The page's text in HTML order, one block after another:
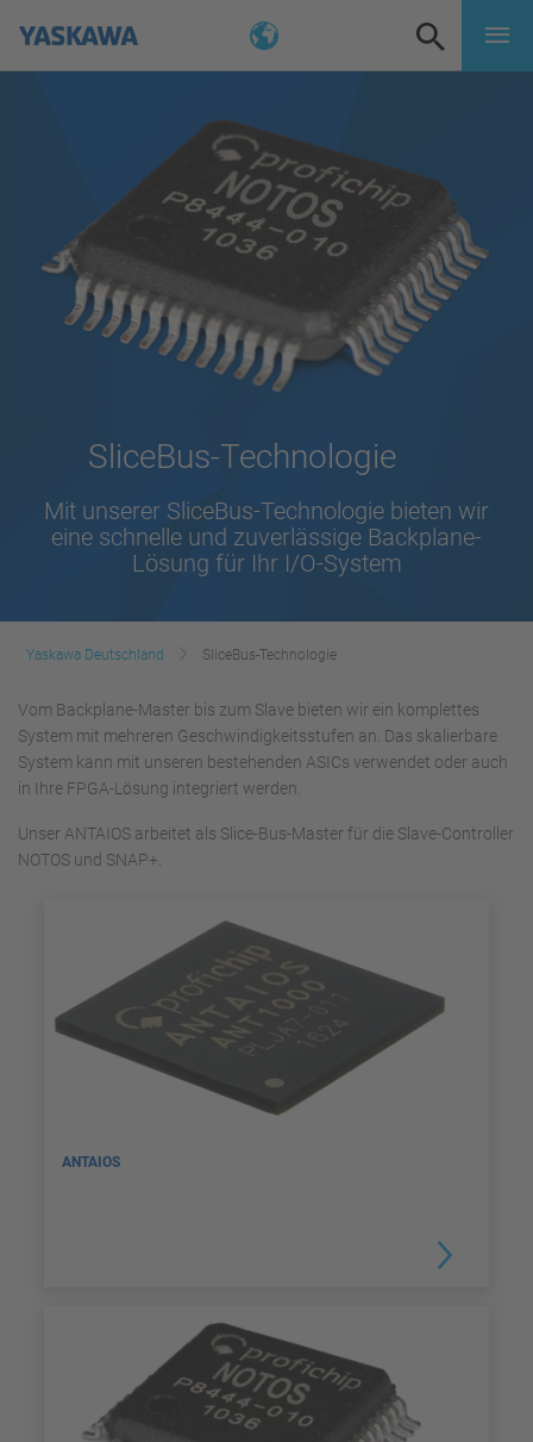
SliceBus-Technologie
Mit unserer SliceBus-Technologie bieten wir
eine schnelle und zuverlässige Backplane-
Lösung für Ihr I/O-System
Yaskawa Deutschland SliceBus-Technologie
Vom Backplane-Master bis zum Slave bieten wir ein komplettes
System mit mehreren Geschwindigkeitsstufen an. Das skalierbare
System kann mit unseren bestehenden ASICs verwendet oder auch
in Ihre FPGA-Lösung integriert werden.
Unser ANTAIOS arbeitet als Slice-Bus-Master für die Slave-Controller
NOTOS und SNAP+.
ANTAIOS